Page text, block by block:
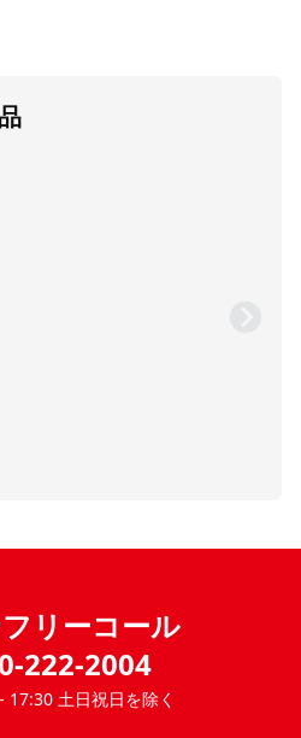
リーコール
222-2004
17:30 土日祝日を除く